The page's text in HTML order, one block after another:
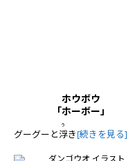
ホウボウ
「ホーボー」
グーグーと浮
う
き[続きを見る]